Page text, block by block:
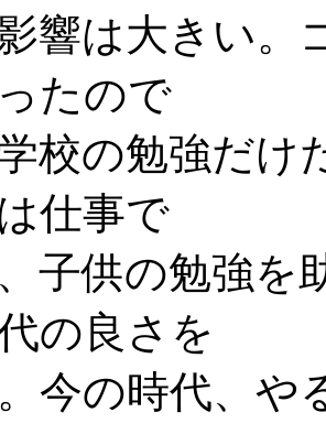
響は大きい。
たので
校の勉強だけ
仕事で
子供の勉強を
の良さを
今の時代、や